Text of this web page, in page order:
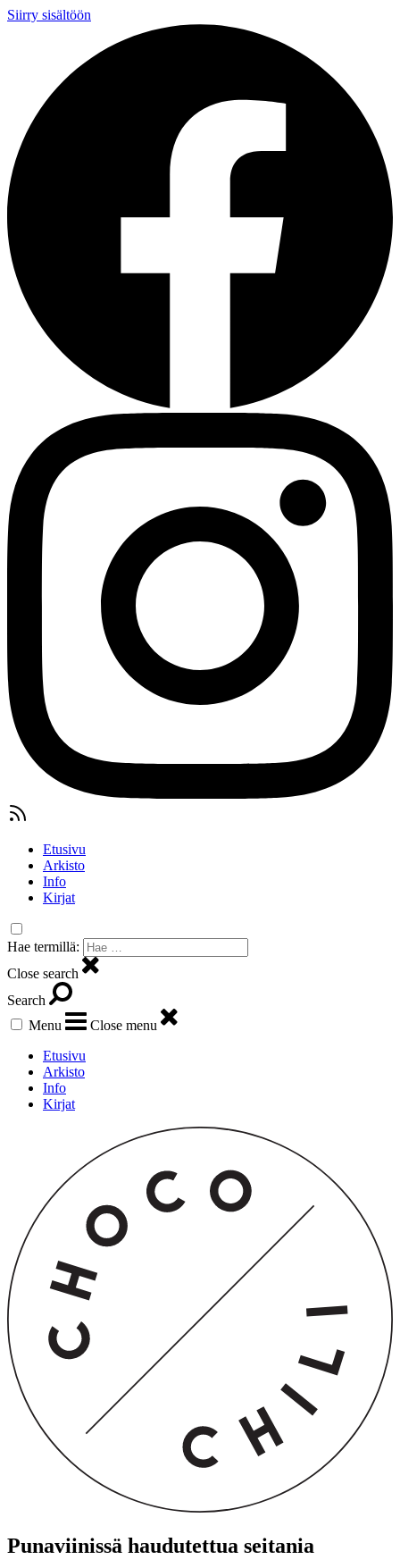
Siirry sisältöön
Etusivu
Arkisto
Info
Kirjat
Hae termillä:
Close search
Search
Menu
Close menu
Etusivu
Arkisto
Info
Kirjat
Punaviinissä haudutettua seitania